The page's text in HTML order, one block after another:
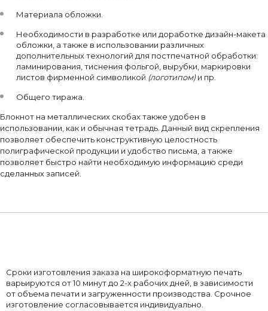
Материала обложки.
Необходимости в разработке или доработке дизайн-макета
обложки, а также в использовании различных
дополнительных технологий для постпечатной обработки:
ламинирования, тиснения фольгой, вырубки, маркировки
листов фирменной символикой (логотипом)и пр.
Общего тиража.
Блокнот на металлических скобах также удобен в
использовании, как и обычная тетрадь. Данный вид скрепления
позволяет обеспечить конструктивную целостность
полиграфической продукции и удобство письма, а также
позволяет быстро найти необходимую информацию среди
сделанных записей.
Сроки изготовления заказа на широкоформатную печать
варьируются от 10 минут до 2-х рабочих дней, в зависимости
от объема печати и загруженности производства. Срочное
изготовление согласовывается индивидуально.